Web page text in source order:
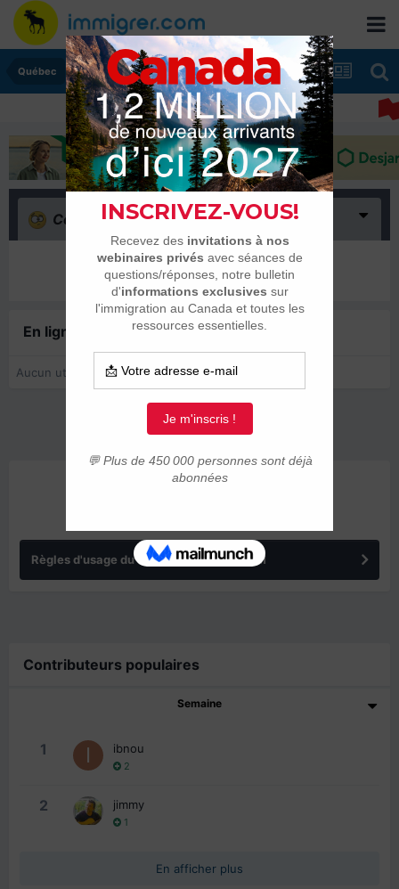
Québec
Confus (0)
Il n’y a encore rien ici
En ligne récemment0 membre est en ligne
Aucun utilisateur enregistré regarde cette page.
Règles d'usage du forum IMMIGRER.COM
Contributeurs populaires
Semaine
1 ibnou
2
2 jimmy
1
En afficher plus